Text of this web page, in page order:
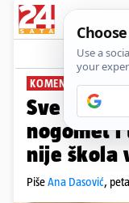
KOMENTAR: ANA
Sve je
nogomet i
nije škola
PišeAna Dasović,